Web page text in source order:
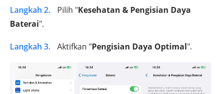
Langkah 2. Pilih "Kesehatan & Pengisian Daya
Baterai".
Langkah 3. Aktifkan "Pengisian Daya Optimal".